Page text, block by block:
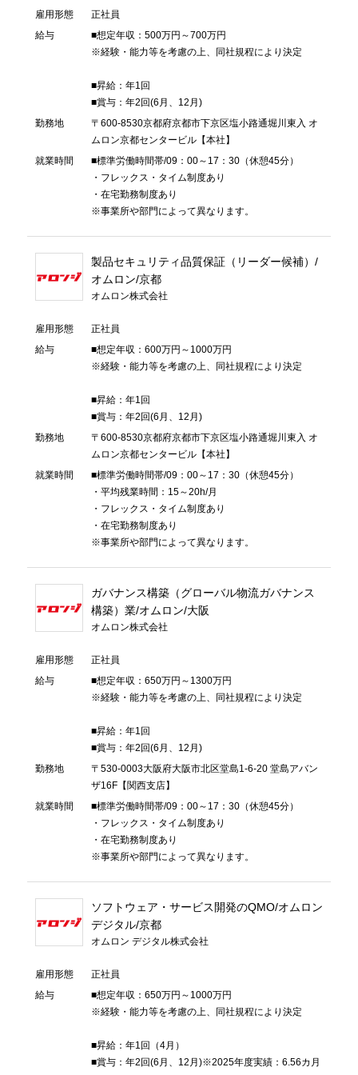
雇用形態
正社員
給与
■想定年収：500万円～700万円
※経験・能力等を考慮の上、同社規程により決定
■昇給：年1回
■賞与：年2回(6月、12月)
勤務地
〒600-8530京都府京都市下京区塩小路通堀川東入 オ
ムロン京都センタービル【本社】
就業時間
■標準労働時間帯/09：00～17：30（休憩45分）
・フレックス・タイム制度あり
・在宅勤務制度あり
※事業所や部門によって異なります。
製品セキュリティ品質保証（リーダー候補）/
オムロン/京都
オムロン株式会社
雇用形態
正社員
給与
■想定年収：600万円～1000万円
※経験・能力等を考慮の上、同社規程により決定
■昇給：年1回
■賞与：年2回(6月、12月)
勤務地
〒600-8530京都府京都市下京区塩小路通堀川東入 オ
ムロン京都センタービル【本社】
就業時間
■標準労働時間帯/09：00～17：30（休憩45分）
・平均残業時間：15～20h/月
・フレックス・タイム制度あり
・在宅勤務制度あり
※事業所や部門によって異なります。
ガバナンス構築（グローバル物流ガバナンス
構築）業/オムロン/大阪
オムロン株式会社
雇用形態
正社員
給与
■想定年収：650万円～1300万円
※経験・能力等を考慮の上、同社規程により決定
■昇給：年1回
■賞与：年2回(6月、12月)
勤務地
〒530-0003大阪府大阪市北区堂島1-6-20 堂島アバン
ザ16F【関西支店】
就業時間
■標準労働時間帯/09：00～17：30（休憩45分）
・フレックス・タイム制度あり
・在宅勤務制度あり
※事業所や部門によって異なります。
ソフトウェア・サービス開発のQMO/オムロン
デジタル/京都
オムロン デジタル株式会社
雇用形態
正社員
給与
■想定年収：650万円～1000万円
※経験・能力等を考慮の上、同社規程により決定
■昇給：年1回（4月）
■賞与：年2回(6月、12月)※2025年度実績：6.56カ月